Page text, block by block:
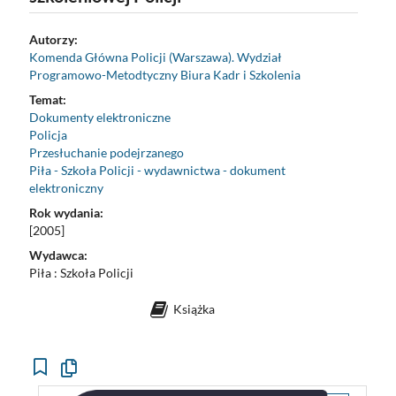
Autorzy:
Komenda Główna Policji (Warszawa). Wydział
Programowo-Metodtyczny Biura Kadr i Szkolenia
Temat:
Dokumenty elektroniczne
Policja
Przesłuchanie podejrzanego
Piła - Szkoła Policji - wydawnictwa - dokument
elektroniczny
Rok wydania:
[2005]
Wydawca:
Piła : Szkoła Policji
Książka
Kopiuj
opis